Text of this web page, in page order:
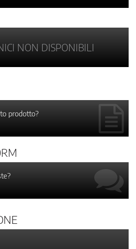
NON DISPONIBILI
prodotto?